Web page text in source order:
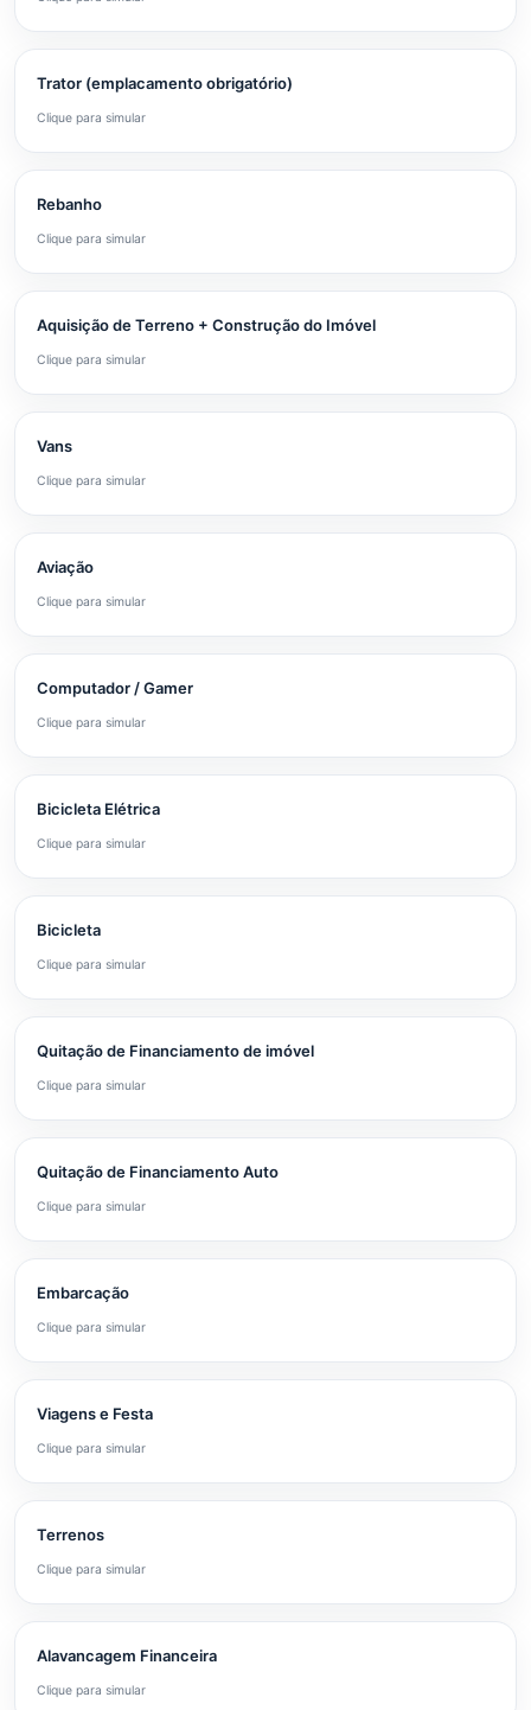
Trator (emplacamento obrigatório)
Clique para simular
Rebanho
Clique para simular
Aquisição de Terreno + Construção do Imóvel
Clique para simular
Vans
Clique para simular
Aviação
Clique para simular
Computador / Gamer
Clique para simular
Bicicleta Elétrica
Clique para simular
Bicicleta
Clique para simular
Quitação de Financiamento de imóvel
Clique para simular
Quitação de Financiamento Auto
Clique para simular
Embarcação
Clique para simular
Viagens e Festa
Clique para simular
Terrenos
Clique para simular
Alavancagem Financeira
Clique para simular